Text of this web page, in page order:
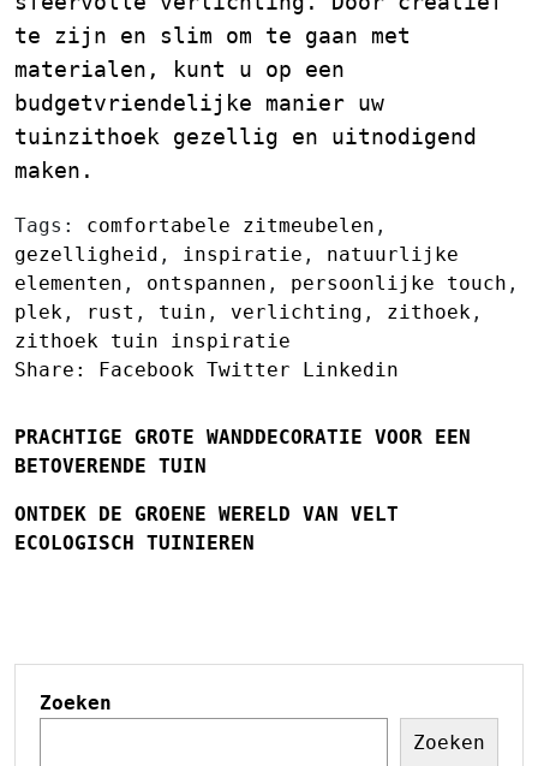
te zijn en slim om te gaan met
materialen, kunt u op een
budgetvriendelijke manier uw
tuinzithoek gezellig en uitnodigend
maken.
Tags: comfortabele zitmeubelen ,
gezelligheid , inspiratie , natuurlijke
elementen , ontspannen , persoonlijke touch ,
plek , rust , tuin , verlichting , zithoek ,
zithoek tuin inspiratie
Share:
Facebook Twitter Linkedin
PRACHTIGE GROTE WANDDECORATIE VOOR EEN
BETOVERENDE TUIN
ONTDEK DE GROENE WERELD VAN VELT
ECOLOGISCH TUINIEREN
Zoeken
Zoeken